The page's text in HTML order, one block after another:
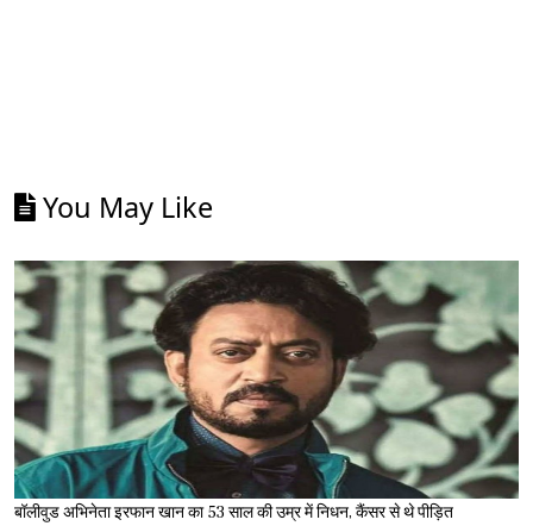
You May Like
बॉलीवुड अभिनेता इरफान खान का 53 साल की उम्र में निधन, कैंसर से थे पीड़ित